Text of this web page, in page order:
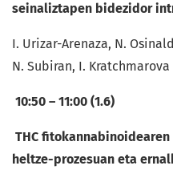
seinaliztapen bidezidor
I. Urizar-Arenaza, N.
N. Subiran, I. Kratchmarova
10:50 – 11:00 (1.6)
THC
heltze-prozesuan eta